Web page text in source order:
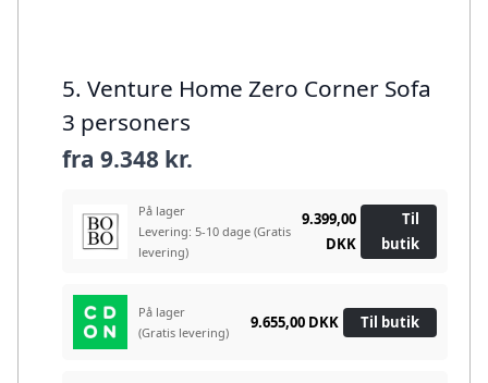
5. Venture Home Zero Corner Sofa
3 personers
fra 9.348 kr.
På lager
Levering: 5-10 dage (Gratis
levering)
9.399,00
DKK
Til
butik
På lager
(Gratis levering)
9.655,00 DKK Til butik